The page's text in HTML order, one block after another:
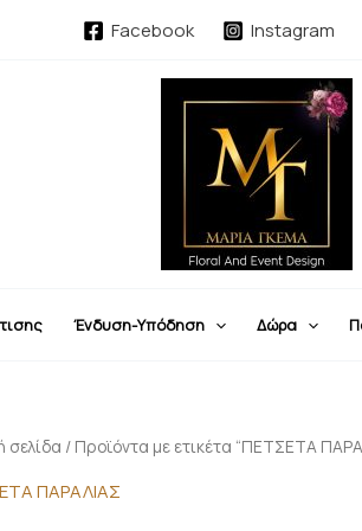
Facebook Instagram
Ένδυση-Υπόδηση Δώρα
σελίδα / Προϊόντα με ετικέτα “ΠΕΤΣΕΤΑ
ΠΑΡΑΛΙΑΣ
by
latest